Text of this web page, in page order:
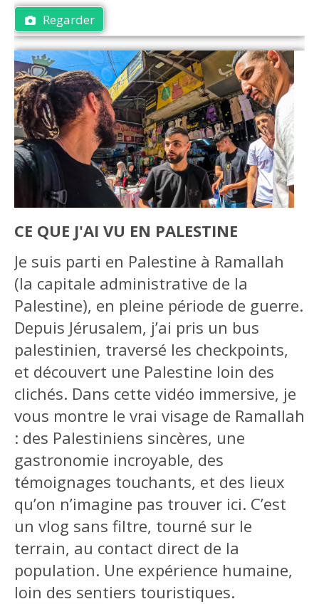
Regarder
CE QUE J'AI VU EN PALESTINE
Je suis parti en Palestine à Ramallah
(la capitale administrative de la
Palestine), en pleine période de guerre.
Depuis Jérusalem, j’ai pris un bus
palestinien, traversé les checkpoints,
et découvert une Palestine loin des
clichés. Dans cette vidéo immersive, je
vous montre le vrai visage de Ramallah
: des Palestiniens sincères, une
gastronomie incroyable, des
témoignages touchants, et des lieux
qu’on n’imagine pas trouver ici. C’est
un vlog sans filtre, tourné sur le
terrain, au contact direct de la
population. Une expérience humaine,
loin des sentiers touristiques.